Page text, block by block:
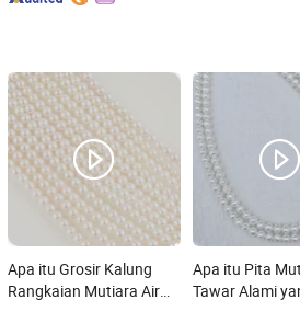
Apa itu Grosir Kalung
Rangkaian Mutiara Air
Apa itu Pita
Tawar Alami